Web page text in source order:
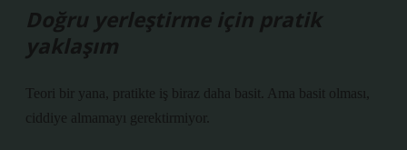
Doğru yerleştirme için pratik
yaklaşım
Teori bir yana, pratikte iş biraz daha basit. Ama basit olması,
ciddiye almamayı gerektirmiyor.